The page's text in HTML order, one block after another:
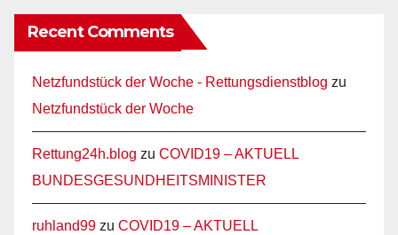
Recent Comments
Netzfundstück der Woche - Rettungsdienstblog zu
Netzfundstück der Woche
Rettung24h.blog zu COVID19 – AKTUELL
BUNDESGESUNDHEITSMINISTER
ruhland99 zu COVID19 – AKTUELL